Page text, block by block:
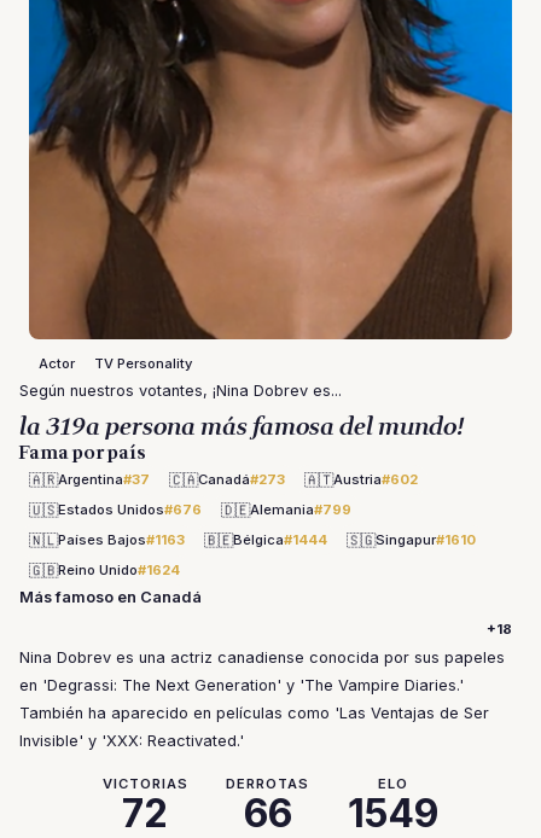
Actor TV Personality
Según nuestros votantes, ¡Nina Dobrev es...
la 319a persona más famosa del mundo!
Fama por país
🇦🇷Argentina#37 🇨🇦Canadá#273 🇦🇹Austria#602
🇺🇸Estados Unidos#676 🇩🇪Alemania#799
🇳🇱Países Bajos#1163 🇧🇪Bélgica#1444 🇸🇬Singapur#1610
🇬🇧Reino Unido#1624
Más famoso en Canadá
+18
Nina Dobrev es una actriz canadiense conocida por sus papeles
en 'Degrassi: The Next Generation' y 'The Vampire Diaries.'
También ha aparecido en películas como 'Las Ventajas de Ser
Invisible' y 'XXX: Reactivated.'
VICTORIAS
72
DERROTAS
66
ELO
1549